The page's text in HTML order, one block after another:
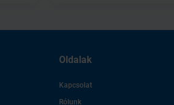
Oldalak
Kapcsolat
Rólunk